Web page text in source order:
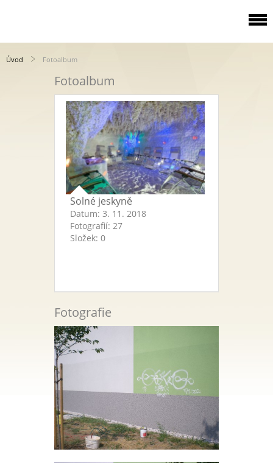
Úvod Fotoalbum
Fotoalbum
Solné jeskyně
Datum: 3. 11. 2018
Fotografií: 27
Složek: 0
Fotografie